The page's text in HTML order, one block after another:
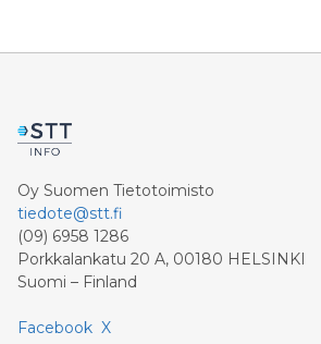
Oy Suomen Tietotoimisto
tiedote@stt.fi
(09) 6958 1286
Porkkalankatu 20 A, 00180 HELSINKI
Suomi – Finland
Facebook X